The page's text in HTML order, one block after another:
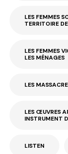
LES FEMMES
TERRITOIRE
LES FEMMES
LES MÉNAGES
LES
LES ŒUVRES
INSTRUMENT
LISTEN